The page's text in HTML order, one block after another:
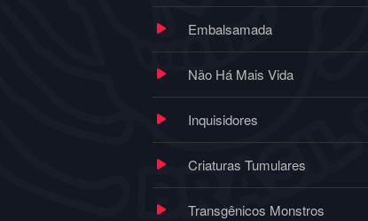
Embalsamada
Não Há Mais Vida
Inquisidores
Criaturas Tumulares
Transgênicos Monstros